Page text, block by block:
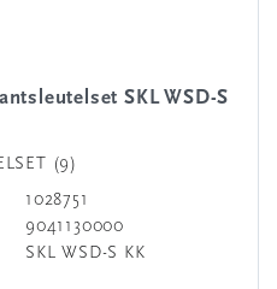
(9)
1028751
9041130000
SKL WSD-S KK